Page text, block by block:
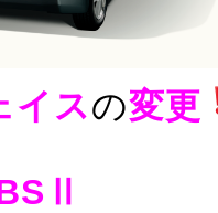
イスの変更